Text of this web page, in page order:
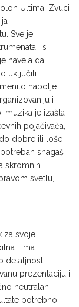
Ultima. Zvuci
Sve je
i s
navela da
uključili
nabolje:
i
muzika je izašla
pojačivača,
dobre ili loše
snagaš
skromnih
svetlu,
za svoje
i ima
detaljnosti i
prezentaciju i
neutralan
potrebno